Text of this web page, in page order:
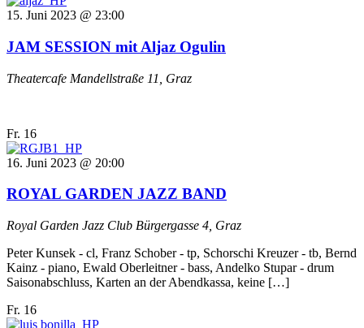
15. Juni 2023 @ 23:00
JAM SESSION mit Aljaz Ogulin
Theatercafe Mandellstraße 11, Graz
Fr. 16
16. Juni 2023 @ 20:00
ROYAL GARDEN JAZZ BAND
Royal Garden Jazz Club Bürgergasse 4, Graz
Peter Kunsek - cl, Franz Schober - tp, Schorschi Kreuzer - tb, Bernd
Kainz - piano, Ewald Oberleitner - bass, Andelko Stupar - drum
Saisonabschluss, Karten an der Abendkassa, keine […]
Fr. 16